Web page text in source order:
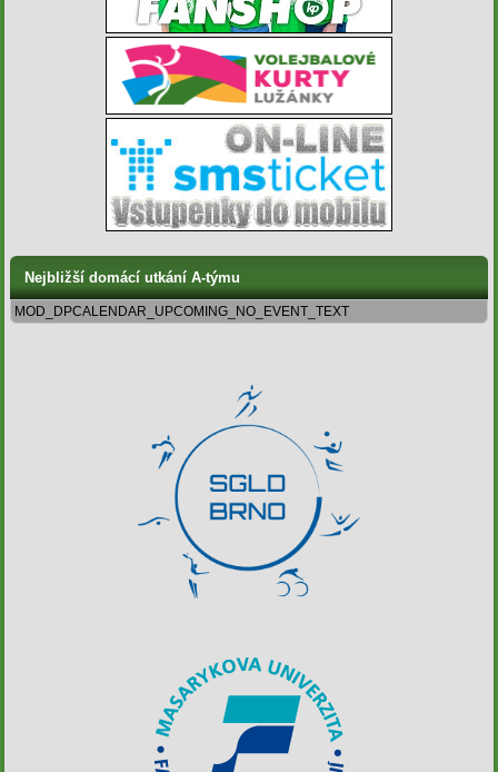
Nejbližší domácí utkání A-týmu
MOD_DPCALENDAR_UPCOMING_NO_EVENT_TEXT